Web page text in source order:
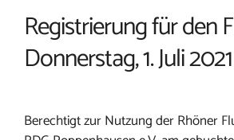
Registrierung für den
Donnerstag, 1. Juli 2021
Berechtigt zur Nutzung der Rhöner